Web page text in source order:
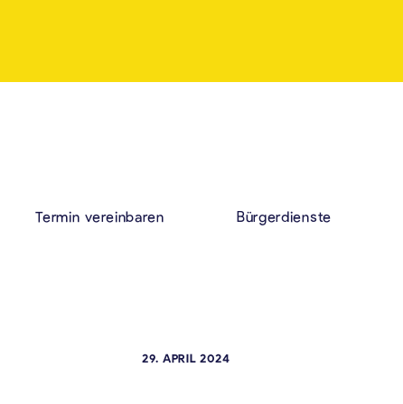
Termin vereinbaren Bürgerdienste
29. APRIL 2024